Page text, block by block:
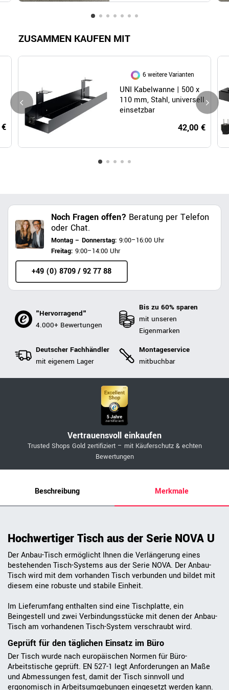
ZUSAMMEN KAUFEN MIT
6 weitere Varianten
UNI Kabelwanne | 500 x
110 mm, Stahl, universell
einsetzbar
42,00 €
Noch Fragen offen? Beratung per Telefon
oder Chat.
Montag – Donnerstag: 9:00–16:00 Uhr
Freitag: 9:00–14:00 Uhr
+49 (0) 8709 / 92 77 88
"Hervorragend"
4.000+ Bewertungen
Bis zu 60% sparen
mit unseren
Eigenmarken
Deutscher Fachhändler
mit eigenem Lager
Montageservice
mitbuchbar
Vertrauensvoll einkaufen
Trusted Shops Gold zertifiziert – mit Käuferschutz & echten
Bewertungen
Beschreibung Merkmale
Hochwertiger Tisch aus der Serie NOVA U
Der Anbau-Tisch ermöglicht Ihnen die Verlängerung eines
bestehenden Tisch-Systems aus der Serie NOVA. Der Anbau-
Tisch wird mit dem vorhanden Tisch verbunden und bildet mit
diesem eine robuste und stabile Einheit.
Im Lieferumfang enthalten sind eine Tischplatte, ein
Beingestell und zwei Verbindungsstücke mit denen der Anbau-
Tisch am vorhandenen Tisch-System verschraubt wird.
Geprüft für den täglichen Einsatz im Büro
Der Tisch wurde nach europäischen Normen für Büro-
Arbeitstische geprüft. EN 527-1 legt Anforderungen an Maße
und Abmessungen fest, damit der Tisch sinnvoll und
ergonomisch in Arbeitsumgebungen eingesetzt werden kann.